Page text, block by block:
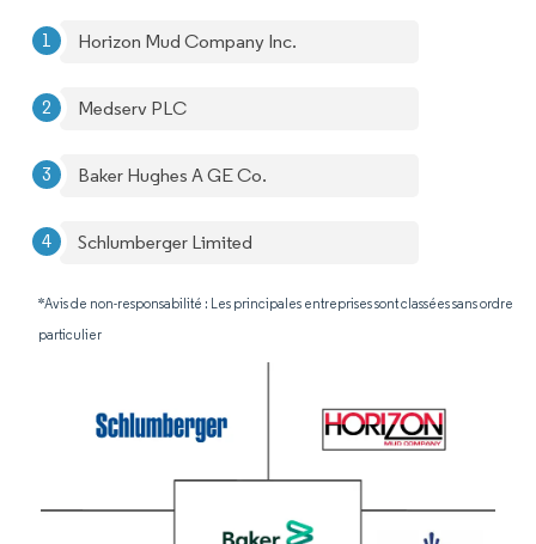
Horizon Mud Company Inc.
Medserv PLC
Baker Hughes A GE Co.
Schlumberger Limited
*Avis de non-responsabilité : Les principales entreprises sont classées sans ordre
particulier